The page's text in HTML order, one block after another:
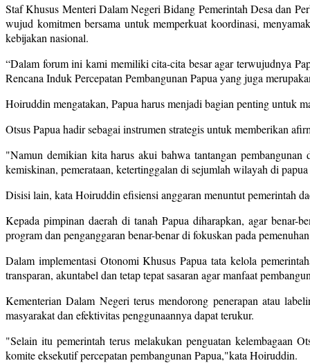
Staf Khusus Menteri Dalam Negeri Bidang Pemerintah Desa dan
wujud komitmen bersama untuk memperkuat koordinasi,
kebijakan nasional.
“Dalam forum ini kami memiliki cita-cita besar agar terwujudnya
Rencana Induk Percepatan Pembangunan Papua yang juga
Hoiruddin mengatakan, Papua harus menjadi bagian penting untuk
Otsus Papua hadir sebagai instrumen strategis untuk memberikan
"Namun demikian kita harus akui bahwa tantangan pembangunan
kemiskinan, pemerataan, ketertinggalan di sejumlah wilayah di
Disisi lain, kata Hoiruddin efisiensi anggaran menuntut pemerintah
Kepada pimpinan daerah di tanah Papua diharapkan, agar benar-
program dan penganggaran benar-benar di fokuskan pada
Dalam implementasi Otonomi Khusus Papua tata kelola
transparan, akuntabel dan tetap tepat sasaran agar manfaat
Kementerian Dalam Negeri terus mendorong penerapan atau
masyarakat dan efektivitas penggunaannya dapat terukur.
"Selain itu pemerintah terus melakukan penguatan kelembagaan
komite eksekutif percepatan pembangunan Papua,"kata Hoiruddin.